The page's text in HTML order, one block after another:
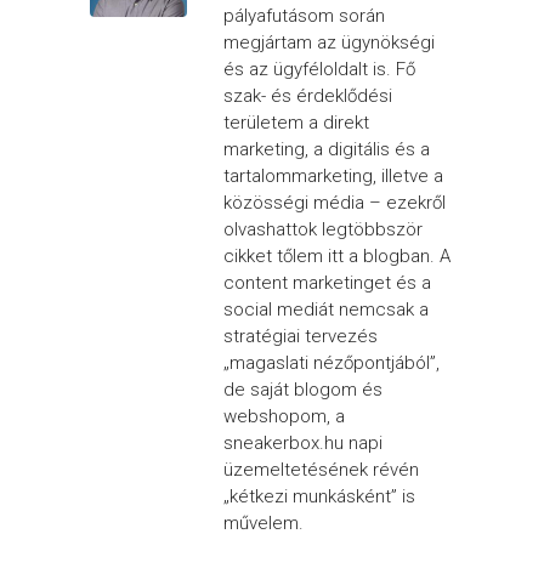
pályafutásom során
megjártam az ügynökségi
és az ügyféloldalt is. Fő
szak- és érdeklődési
területem a direkt
marketing, a digitális és a
tartalommarketing, illetve a
közösségi média – ezekről
olvashattok legtöbbször
cikket tőlem itt a blogban. A
content marketinget és a
social mediát nemcsak a
stratégiai tervezés
„magaslati nézőpontjából”,
de saját blogom és
webshopom, a
sneakerbox.hu napi
üzemeltetésének révén
„kétkezi munkásként” is
művelem.